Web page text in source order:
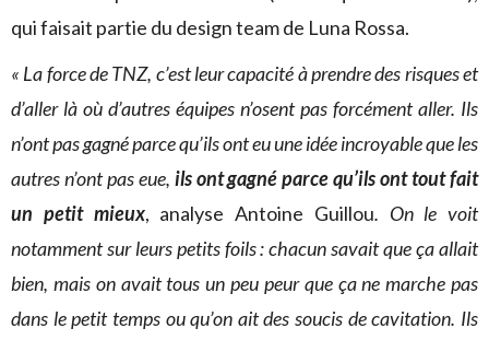
qui faisait partie du design team de Luna Rossa.
« La force de TNZ, c’est leur capacité à prendre des risques et
d’aller là où d’autres équipes n’osent pas forcément aller. Ils
n’ont pas gagné parce qu’ils ont eu une idée incroyable que les
autres n’ont pas eue, ils ont gagné parce qu’ils ont tout fait
un petit mieux, analyse Antoine Guillou. On le voit
notamment sur leurs petits foils : chacun savait que ça allait
bien, mais on avait tous un peu peur que ça ne marche pas
dans le petit temps ou qu’on ait des soucis de cavitation. Ils